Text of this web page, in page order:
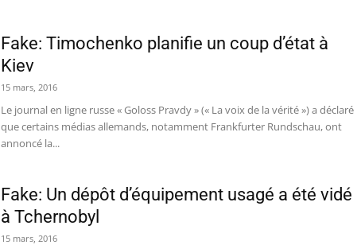
Fake: Timochenko planifie un coup d’état à
Kiev
15 mars, 2016
Le journal en ligne russe « Goloss Pravdy » (« La voix de la vérité ») a déclaré
que certains médias allemands, notamment Frankfurter Rundschau, ont
annoncé la...
Fake: Un dépôt d’équipement usagé a été vidé
à Tchernobyl
15 mars, 2016